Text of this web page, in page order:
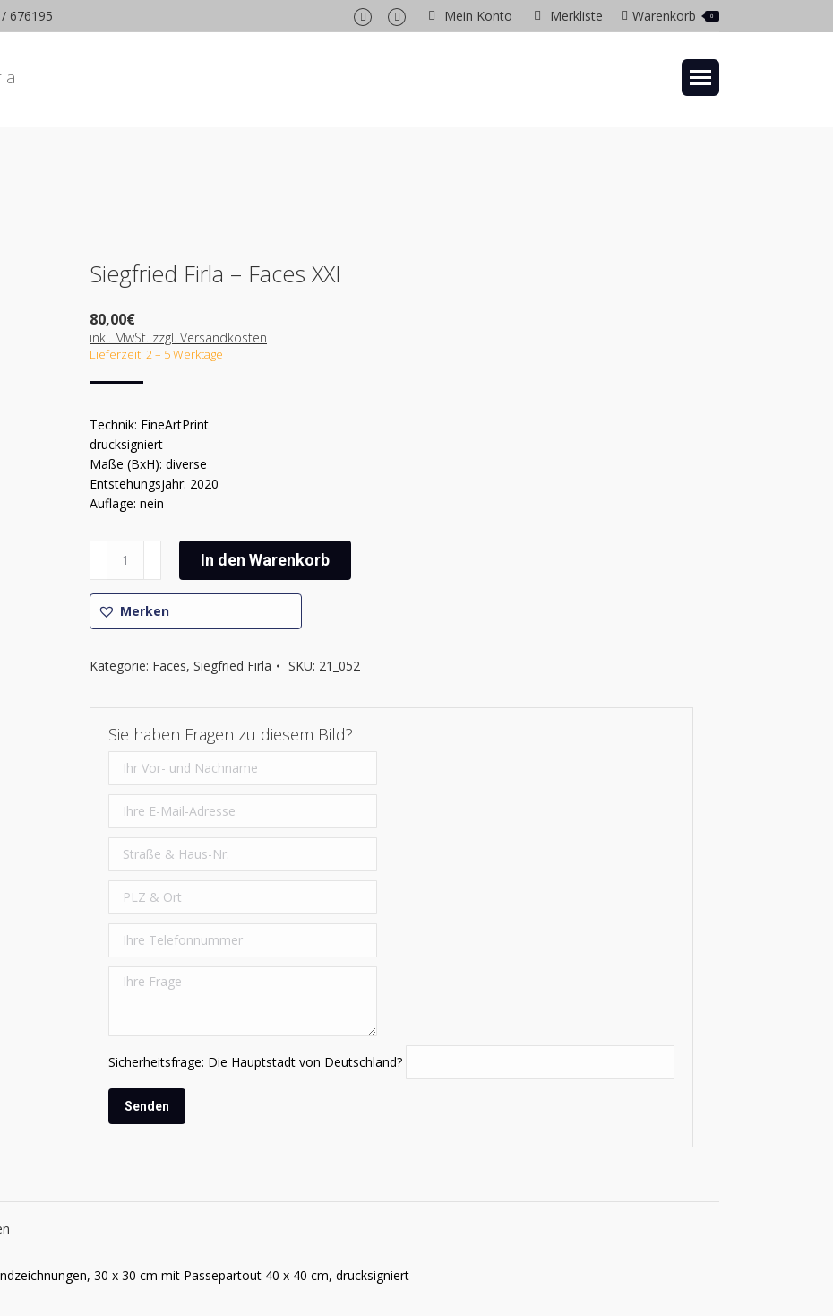
676195
FacebookInstagramMein Konto Merkliste Warenkorb 0
Siegfried Firla – Faces XXI
80,00€
inkl. MwSt. zzgl. Versandkosten
Lieferzeit: 2 – 5 Werktage
Technik: FineArtPrint
drucksigniert
Maße (BxH): diverse
Entstehungsjahr: 2020
Auflage: nein
Faces
XXI
In den Warenkorb
Merken
Kategorie: Faces, Siegfried Firla SKU: 21_052
Sie haben Fragen zu diesem Bild?
Sicherheitsfrage: Die Hauptstadt von Deutschland?
30 x 30 cm mit Passepartout 40 x 40 cm, drucksigniert